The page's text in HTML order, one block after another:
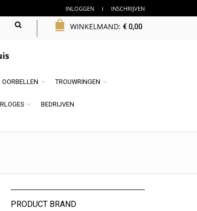
INLOGGEN INSCHRIJVEN
WINKELMAND: € 0,00
OORBELLEN TROUWRINGEN
BEDRIJVEN
PRODUCT BRAND